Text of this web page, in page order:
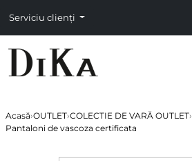
Serviciu clienți
Acasă›OUTLET›COLECTIE DE VARĂ OUTLET›
Pantaloni de vascoza certificata